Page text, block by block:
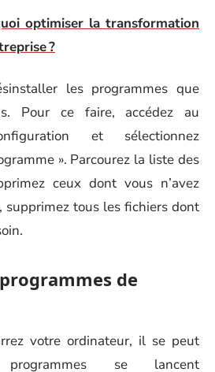
optimiser la transformation
?
les programmes que
Pour ce faire, accédez au
et sélectionnez
». Parcourez la liste des
ceux dont vous n’avez
supprimez tous les fichiers dont
de
votre ordinateur, il se peut
se lancent